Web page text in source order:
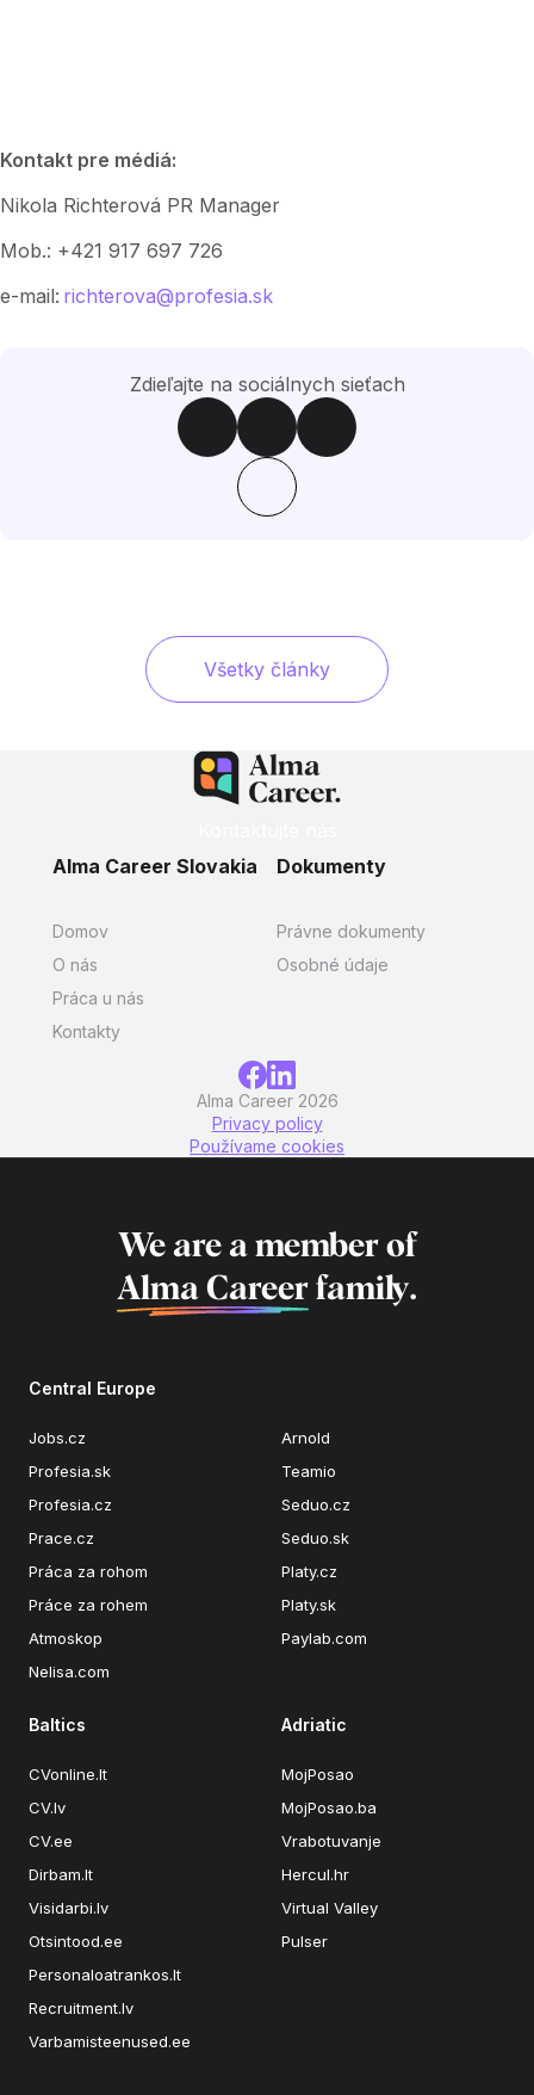
Kontakt pre médiá:
Nikola Richterová PR Manager
Mob.: +421 917 697 726
e-mail: richterova@profesia.sk
Zdieľajte na sociálnych sieťach
Všetky články
Alma Career Slovakia
Domov
O nás
Práca u nás
Kontakty
Dokumenty
Právne dokumenty
Osobné údaje
Alma Career 2026
Privacy policy
Používame cookies
We are a member of
Alma Career family.
Central Europe
Jobs.cz
Profesia.sk
Profesia.cz
Prace.cz
Práca za rohom
Práce za rohem
Atmoskop
Nelisa.com
Arnold
Teamio
Seduo.cz
Seduo.sk
Platy.cz
Platy.sk
Paylab.com
Baltics
CVonline.lt
CV.lv
CV.ee
Dirbam.lt
Visidarbi.lv
Otsintood.ee
Personaloatrankos.lt
Recruitment.lv
Varbamisteenused.ee
Adriatic
MojPosao
MojPosao.ba
Vrabotuvanje
Hercul.hr
Virtual Valley
Pulser